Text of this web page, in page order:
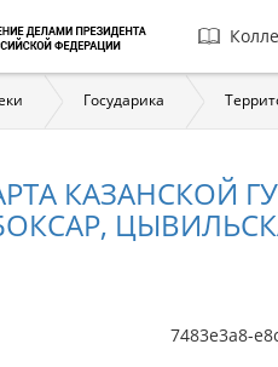
Государика
КАЗАНСКОЙ
7483e3a8-